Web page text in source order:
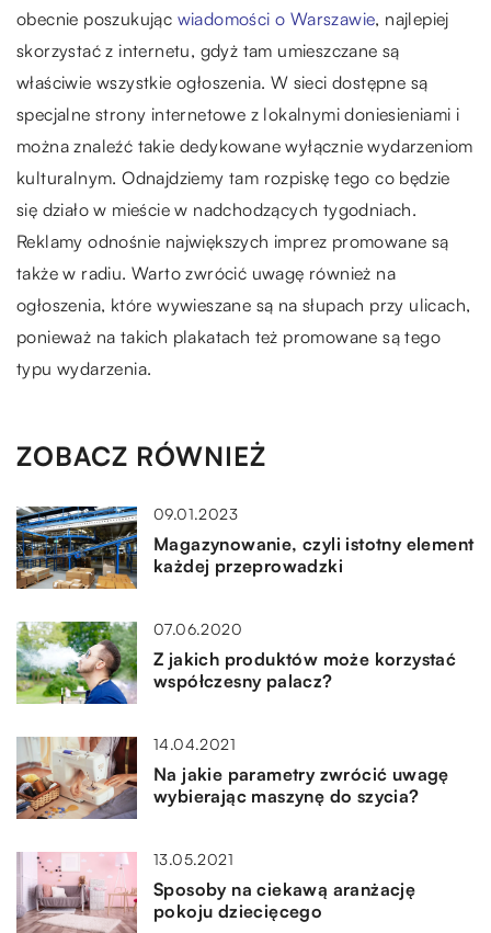
obecnie poszukując wiadomości o Warszawie, najlepiej
skorzystać z internetu, gdyż tam umieszczane są
właściwie wszystkie ogłoszenia. W sieci dostępne są
specjalne strony internetowe z lokalnymi doniesieniami i
można znaleźć takie dedykowane wyłącznie wydarzeniom
kulturalnym. Odnajdziemy tam rozpiskę tego co będzie
się działo w mieście w nadchodzących tygodniach.
Reklamy odnośnie największych imprez promowane są
także w radiu. Warto zwrócić uwagę również na
ogłoszenia, które wywieszane są na słupach przy ulicach,
ponieważ na takich plakatach też promowane są tego
typu wydarzenia.
ZOBACZ RÓWNIEŻ
09.01.2023
Magazynowanie, czyli istotny element
każdej przeprowadzki
07.06.2020
Z jakich produktów może korzystać
współczesny palacz?
14.04.2021
Na jakie parametry zwrócić uwagę
wybierając maszynę do szycia?
13.05.2021
Sposoby na ciekawą aranżację
pokoju dziecięcego